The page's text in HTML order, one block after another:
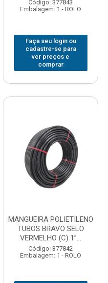
Código: 377843
Embalagem: 1 - ROLO
Faça seu login ou
cadastre-se para
ver preços e
comprar
MANGUEIRA POLIETILENO
TUBOS BRAVO SELO
VERMELHO (C) 1”...
Código: 377842
Embalagem: 1 - ROLO